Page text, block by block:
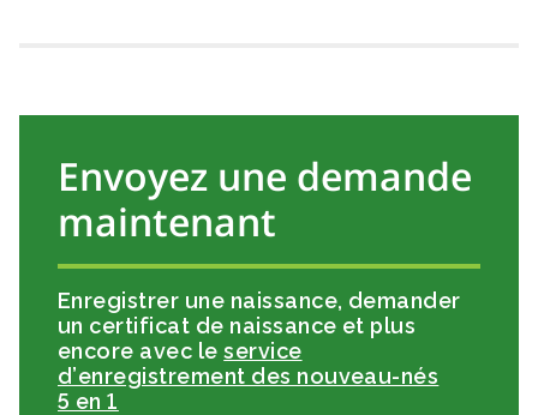
Envoyez une demande
maintenant
Enregistrer une naissance, demander
un certificat de naissance et plus
encore avec leservice
d’enregistrement des nouveau-nés
5 en 1